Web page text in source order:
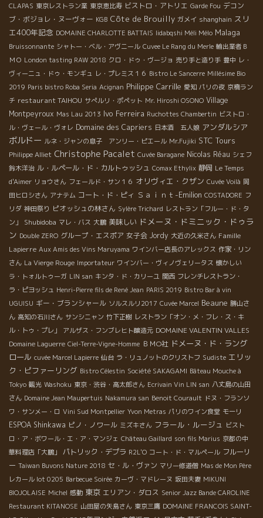
CLAPAS 東京レストラン業 東京恵比寿 ビストロ・アトリエ Garde Fou デコン
ブ・ボジョレ・ヌーヴォー KGB Côte de Brouilly ガメイ shanghain スリ
エ400年記念 DOMAINE CHARLOTTE BATTAIS Iidabqshi Méli Mélo Malaga
Bruissonnante シャトー・ベル・アヴニール Cuvee Le Rang du Merle 輸出業者Ｂ
ＭＯ London tasting RAW 2018 クロ・ドゥ・ヴージョ 売り手と造り手 豊中 レ・
ヴィーニュ・ドゥ・モンギュ レ・プレミス１６ Bistro Le Sancerre Millésime Bio
2019 Paris bistro Roba Seria Acignan Philippe Carrille 愛知 パリの夜 京橋ラン
チ restaurant TAIHOU サぺルリ・ポペット Mr. Hiroshi OSONO Village
Montpeyroux Mas Lau 2013 Ivo Ferreira Ruchottes Chambertin ビストロ・
ル・ヴェール・ヴォレ Domaine des Capriers 日本酒 五人娘 アンダルシア
ボルドー ルネ・ジャンの息子 アンリー・ピエール Mr.Fujiki STC Tours
Philippe Alliet Christophe Pacalet Cuvée Baragane Nicolas Réau シェフ
鈴木洋治 ル・ルペール・ド・カルトゥッシュ Comax Ethylix 静岡 Le Temps
d'Aimer リョウさん フェールド・サン１６ オリヴィエ・クザン Cuvée Voilà 岡
田ヒロシさん アナテム コート・ド・ピィ Ｓａｉｎｔ-Emilion COSTADORE フ
リダ 神田祭り ピオッシュの林さん Sylère Trichard レストラン「フルー・ド・タ
ン」
Shubidoba マレ・バス 大鵬 美味しい ドメーヌ・ドミニック・ドゥラ
ン Double ZERO グループ・エスポア 女子会 Jordy 大近の久米さん Famille
Lapierre Aux Amis des Vins Maruyama ワインバー店長のアレックス 作家・リン
さん La Vierge Rouge Importateur ワインバー・ヴィノヴェリータス 懐かしい
ラ・トォルトゥーガ LIN san キンタ・ド・カリーユ 関西 フレンチレストラン・
ラ・ピヨッシュ Henri-Pierre fils de René Jean PARIS 2019 Bistro Bar à vin
UGUISU ギー・ブランシャール ソルスルリ2017 Cuvée Marcel Beaune 勝山さ
ん 高知の石川さん サンシニャン 竹下正樹 レストラン「オン・メ・フレ・ス・キ
ル・トゥ・プレ」
アルザス・フンブレヒト醸造元 DOMAINE VALENTIN VALLES
Domaine Laguerre Ciel-Terre-Vigne-Homme ＢＭО社 ドメーヌ・ド・ラング
ロール cuvée Marcel Lapierre 仙台 ラ・リュノットのクリストフ Sudiste エリッ
ク・ピファーリング Bistro Célestin Société SAKAGAMI Bâteau Mouche à
Tokyo 観光 Washoku 東京・渋谷・高太郎さん Ecrivain Vin LIN san 八丈島の山田
さん Domaine Jean Maupertuis Nakamura san Benoit Courault ドヌ・フランソ
ワ・サンメー・ロ Vini Sud Montpellier Yvon Metras パリのワイン食堂 モーリ
ESPOA Shinkawa ピノ・ノワール ミズキさん フラール・ルージュ ビスト
ロ・ア・ボワール・エ・ア・マンジェ Château Gaillard son fils Marius 京都の中
華料理店「大鵬」
パトリック・デプラ R2L'O コート・ド・マルペール フルーリ
ー Taiwan Buvons Nature 2018 セ・ル・ヴァン マリー修道僧 Mas de Mon Père
レカール lot 0205 Barbecue Soirée カーヴ・マドレーヌ 坂田夫妻 MIKUNI
BIOJOLAISE Michel 感動 東京 エリアン・ダロス Senior Jazz Bande CAROLINE
Restaurant KITANOSE 山田屋の矢島さん 東京三鷹 DOMAINE FRANCOIS SAINT-